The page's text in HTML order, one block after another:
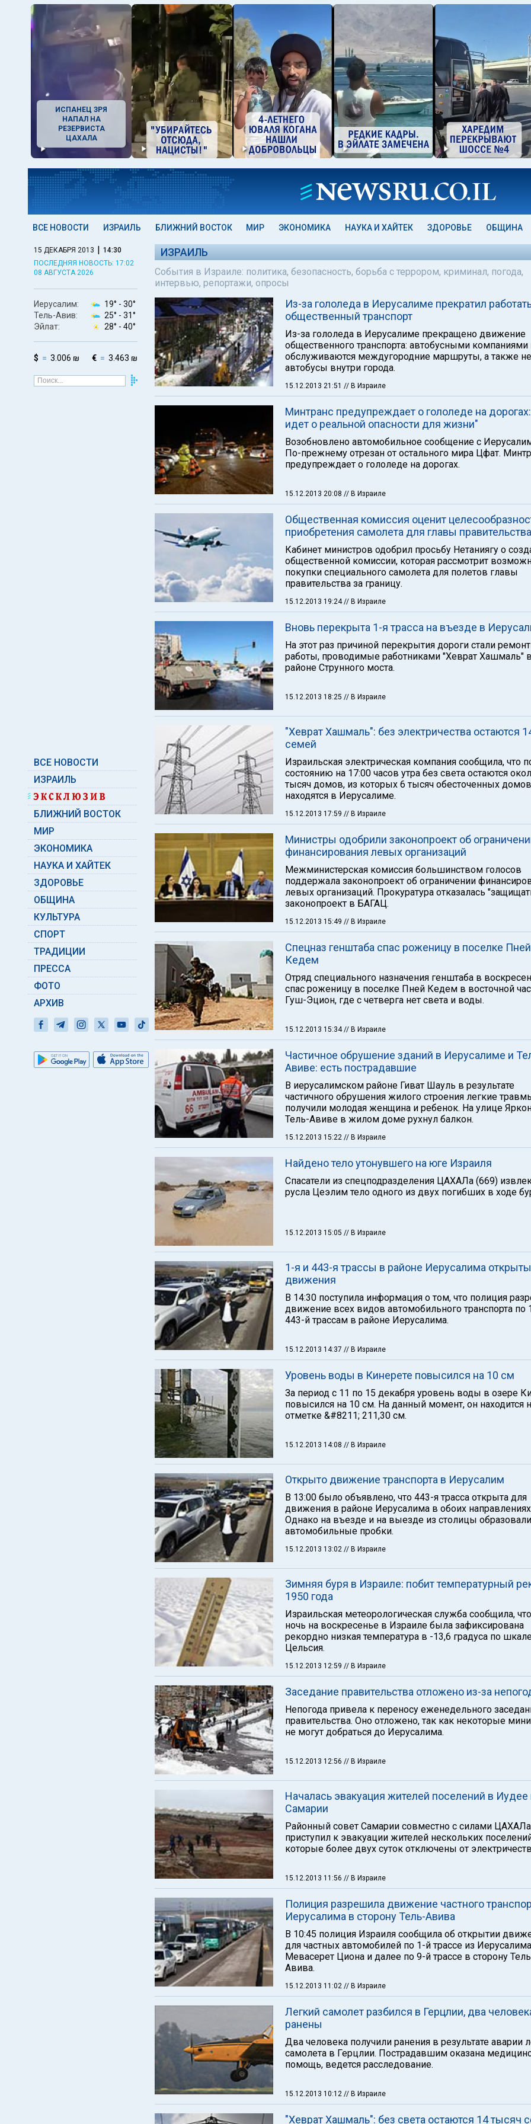
ИСПАНЕЦ ЗРЯ
НАПАЛ НА
РЕЗЕРВИСТА
ЦАХАЛА
ВСЕ НОВОСТИ ИЗРАИЛЬ БЛИЖНИЙ ВОСТОК МИР ЭКОНОМИКА НАУКА И ХАЙТЕК ЗДОРОВЬЕ ОБЩИНА
15 ДЕКАБРЯ 2013 | 14:30
ПОСЛЕДНЯЯ НОВОСТЬ: 17:02
08 АВГУСТА 2026
Иерусалим: 19° - 30°
Тель-Авив:
25° - 31°
Эйлат:
28° - 40°
$ 3.006 ₪ € 3.463 ₪
ВСЕ НОВОСТИ
ИЗРАИЛЬ
БЛИЖНИЙ ВОСТОК
МИР
ЭКОНОМИКА
НАУКА И ХАЙТЕК
ЗДОРОВЬЕ
ОБЩИНА
КУЛЬТУРА
СПОРТ
ТРАДИЦИИ
ПРЕССА
ФОТО
АРХИВ
ИЗРАИЛЬ
События в Израиле: политика, безопасность, борьба с террором, криминал, погода,
интервью, репортажи, опросы
Из-за гололеда в Иерусалиме прекратил
общественный транспорт
Из-за гололеда в Иерусалиме прекращено движение
общественного транспорта: автобусными компаниями
обслуживаются междугородние маршруты, а также не
автобусы внутри города.
15.12.2013 21:51 // В Израиле
Минтранс предупреждает о гололеде на
идет о реальной опасности для жизни"
Возобновлено автомобильное сообщение с
По-прежнему отрезан от остального мира Цфат.
предупреждает о гололеде на дорогах.
15.12.2013 20:08 // В Израиле
Общественная комиссия оценит
приобретения самолета для главы правительства
Кабинет министров одобрил просьбу Нетаниягу о
общественной комиссии, которая рассмотрит
покупки специального самолета для полетов главы
правительства за границу.
15.12.2013 19:24// В Израиле
Вновь перекрыта 1-я трасса на въезде в
На этот раз причиной перекрытия дороги стали
работы, проводимые работниками "Хеврат Хашмаль" в
районе Струнного моста.
15.12.2013 18:25 // В Израиле
"Хеврат Хашмаль": без электричества остаются
семей
Израильская электрическая компания сообщила, что
состоянию на 17:00 часов утра без света остаются
тысяч домов, из которых 6 тысяч обесточенных домов
находятся в Иерусалиме.
15.12.2013 17:59 // В Израиле
Министры одобрили законопроект об
финансирования левых организаций
Межминистерская комиссия большинством голосов
поддержала законопроект об ограничении
левых организаций. Прокуратура отказалась
законопроект в БАГАЦ.
15.12.2013 15:49 // В Израиле
Спецназ генштаба спас роженицу в поселке Пней
Кедем
Отряд специального назначения генштаба в
спас роженицу в поселке Пней Кедем в восточной
Гуш-Эцион, где с четверга нет света и воды.
15.12.2013 15:34// В Израиле
Частичное обрушение зданий в Иерусалиме и
Авиве: есть пострадавшие
В иерусалимском районе Гиват Шауль в результате
частичного обрушения жилого строения легкие
получили молодая женщина и ребенок. На улице
Тель-Авиве в жилом доме рухнул балкон.
15.12.2013 15:22 // В Израиле
Найдено тело утонувшего на юге Израиля
Спасатели из спецподразделения ЦАХАЛа (669)
русла Цеэлим тело одного из двух погибших в ходе
15.12.2013 15:05 // В Израиле
1-я и 443-я трассы в районе Иерусалима
движения
В 14:30 поступила информация о том, что полиция
движение всех видов автомобильного транспорта по
443-й трассам в районе Иерусалима.
15.12.2013 14:37 // В Израиле
Уровень воды в Кинерете повысился на 10 см
За период с 11 по 15 декабря уровень воды в озере
повысился на 10 см. На данный момент, он находится
отметке &#8211; 211,30 см.
15.12.2013 14:08 // В Израиле
Открыто движение транспорта в Иерусалим
В 13:00 было объявлено, что 443-я трасса открыта для
движения в районе Иерусалима в обоих
Однако на въезде и на выезде из столицы
автомобильные пробки.
15.12.2013 13:02 // В Израиле
Зимняя буря в Израиле: побит температурный
1950 года
Израильская метеорологическая служба сообщила,
ночь на воскресенье в Израиле была зафиксирована
рекордно низкая температура в -13,6 градуса по
Цельсия.
15.12.2013 12:59 // В Израиле
Заседание правительства отложено из-за
Непогода привела к переносу еженедельного
правительства. Оно отложено, так как некоторые
не могут добраться до Иерусалима.
15.12.2013 12:56 // В Израиле
Началась эвакуация жителей поселений в Иудее
Самарии
Районный совет Самарии совместно с силами ЦАХАЛа
приступил к эвакуации жителей нескольких
которые более двух суток отключены от
15.12.2013 11:56 // В Израиле
Полиция разрешила движение частного
Иерусалима в сторону Тель-Авива
В 10:45 полиция Израиля сообщила об открытии
для частных автомобилей по 1-й трассе из
Мевасерет Циона и далее по 9-й трассе в сторону
Авива.
15.12.2013 11:02 // В Израиле
Легкий самолет разбился в Герцлии, два
ранены
Два человека получили ранения в результате аварии
самолета в Герцлии. Пострадавшим оказана
помощь, ведется расследование.
15.12.2013 10:12 // В Израиле
"Хеврат Хашмаль": без света остаются 14 тысяч